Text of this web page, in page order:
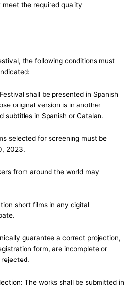
the required quality
the following conditions must
shall be presented in Spanish
original version is in another
subtitles in Spanish or Catalan.
selected for screening must be
2023.
from around the world may
short films in any digital
guarantee a correct projection,
form, are incomplete or
The works shall be submitted in